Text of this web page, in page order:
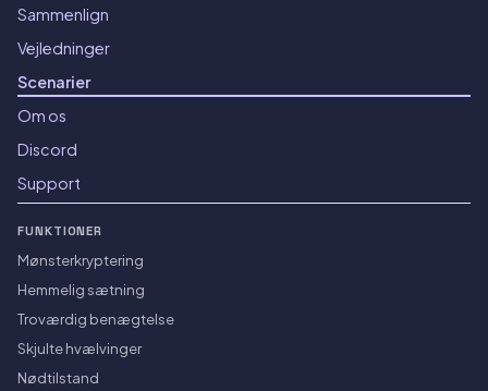
Sammenlign
Vejledninger
Scenarier
Om os
Discord
Support
FUNKTIONER
Mønsterkryptering
Hemmelig sætning
Troværdig benægtelse
Skjulte hvælvinger
Nødtilstand